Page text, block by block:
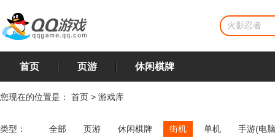
首页 页游 休闲棋牌
您现在的位置是： 首页 > 游戏库
类型： 全部 页游 休闲棋牌 街机 单机 手游(电